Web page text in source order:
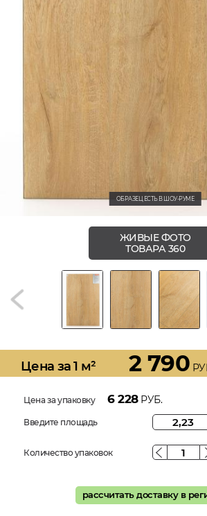
ОБРАЗЕЦ ЕСТЬ В ШОУ-РУМЕ
ЖИВЫЕ ФОТО
ТОВАРА 360
Цена за 1 м² 2 790
Цена за упаковку 6 228РУБ.
Введите площадь
Количество упаковок
рассчитать доставку в